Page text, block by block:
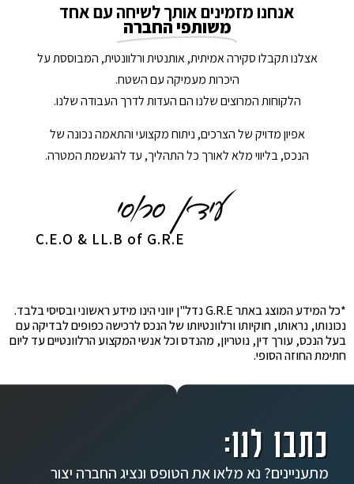
אנחנו מזמינים אותך לשיחה עם אחד
משותפי החברה
אצלנו תקבלו סקירה אמיתית, אותנטית ורלוונטית, המבוססת על
היכרות מעמיקה עם השטח.
הלקוחות המרוצים שלנו הם העדות לדרך העבודה שלנו.
אפיון מדויק של הצרכים, ניתוח מקצועי והתאמה נכונה של
הנכס, בליווי מלא לאורך כל התהליך, עד להגשמת המטרה.
C.E.O & LL.B of G.R.E
*כל המידע המוצג באתר G.R.E נדל"ן יווני הינו מידע ראשוני ובסיסי בלבד.
נכונותו, נראותו, חוקיותו ורלוונטיותו של הנכס לרכישה כפופים לבדיקה עם
בעל הנכס, עורך דין, נוטריון, מהנדס וכל אנשי המקצוע הרלוונטיים עד ליום
חתימת החוזה הסופי.
כתבו לנו:
מתעניינים? נא מלאו את הטופס ונציג החברה יצור